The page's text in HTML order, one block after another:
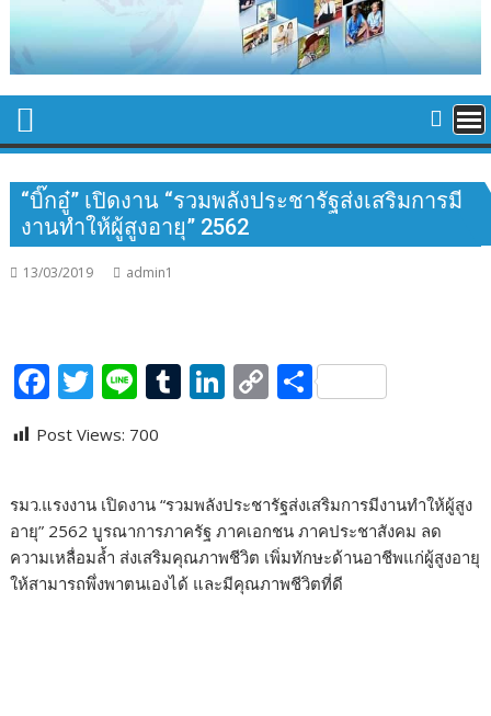
“บิ๊กอู๋” เปิดงาน “รวมพลังประชารัฐส่งเสริมการมี
งานทำให้ผู้สูงอายุ” 2562
13/03/2019 admin1
F
e
o
o
k
T
itt
er
Li
e
T
bl
r
Li
e
dI
n
C
y
Li
n
k
S
e
Post Views: 700
รมว.แรงงาน เปิดงาน “รวมพลังประชารัฐส่งเสริมการมีงานทำให้ผู้สูง
อายุ” 2562 บูรณาการภาครัฐ ภาคเอกชน ภาคประชาสังคม ลด
ความเหลื่อมล้ำ ส่งเสริมคุณภาพชีวิต เพิ่มทักษะด้านอาชีพแก่ผู้สูงอายุ
ให้สามารถพึ่งพาตนเองได้ และมีคุณภาพชีวิตที่ดี